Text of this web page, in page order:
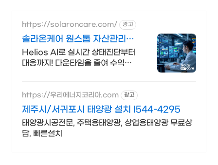
https://solaroncare.com/ 광고
솔라온케어 원스톱 자산관리
10년보증 인버터교체
Helios AI로 실시간 상태진단부터
대응까지! 다운타임을 줄여 수익을
https://우리에너지코리아.com 광고
제주시/서귀포시 태양광 설치 I544-4295
태양광시공전문, 주택용태양광, 상업용태양광 무료상
담, 빠른설치